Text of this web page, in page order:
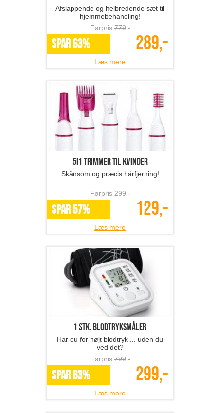
Læs mere
5i1 trimmer til kvinder
Skånsom og præcis hårfjerning!
SPAR 57% 129,-
Læs mere
1 stk. blodtryksmåler
Har du for højt blodtryk ... uden du
ved det?
Førpris799,-
SPAR 63% 299,-
Læs mere